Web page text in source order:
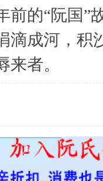
前的“阮国”
滴成河，积
者。